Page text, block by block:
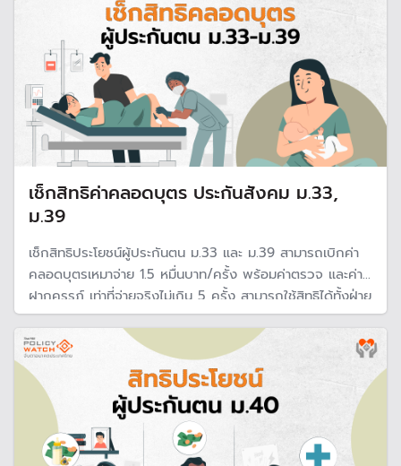
เช็กสิทธิค่าคลอดบุตร ประกันสังคม ม.33,
ม.39
เช็กสิทธิประโยชน์ผู้ประกันตน ม.33 และ ม.39 สามารถเบิกค่า
คลอดบุตรเหมาจ่าย 1.5 หมื่นบาท/ครั้ง พร้อมค่าตรวจ และค่า
ฝากครรภ์ เท่าที่จ่ายจริงไม่เกิน 5 ครั้ง สามารถใช้สิทธิได้ทั้งฝ่าย
ชายและฝ่ายหญิง ที่เป็นผู้ประกันตนของสำนักงานประกันสังคม
ตามกฎหมาย